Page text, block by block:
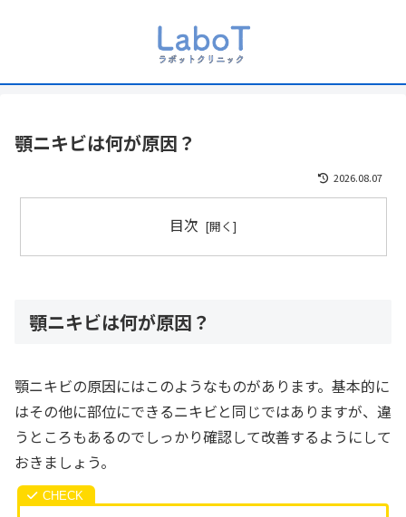
顎ニキビは何が原因？
2026.08.07
目次
顎ニキビは何が原因？
顎ニキビの原因にはこのようなものがあります。基本的に
はその他に部位にできるニキビと同じではありますが、違
うところもあるのでしっかり確認して改善するようにして
おきましょう。